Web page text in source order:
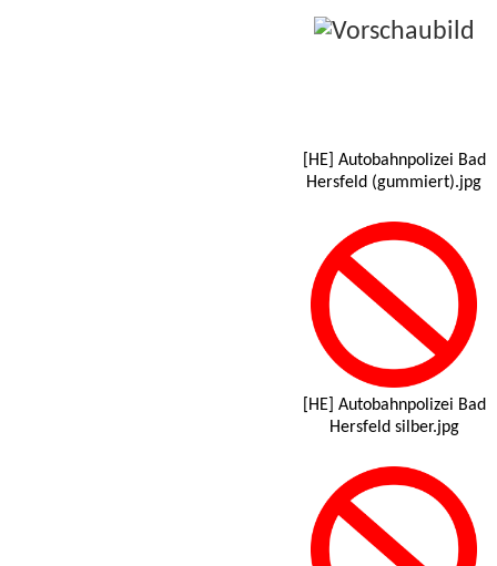
[HE] Autobahnpolizei Bad
Hersfeld (gummiert).jpg
[HE] Autobahnpolizei Bad
Hersfeld silber.jpg